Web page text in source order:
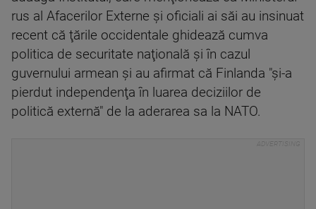
rus al Afacerilor Externe şi oficiali ai săi au insinuat
recent că ţările occidentale ghidează cumva
politica de securitate naţională şi în cazul
guvernului armean şi au afirmat că Finlanda "şi-a
pierdut independenţa în luarea deciziilor de
politică externă" de la aderarea sa la NATO.